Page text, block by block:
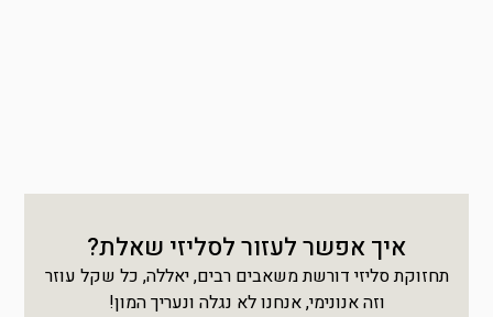
איך אפשר לעזור לסליזי שאלת?
תחזוקת סליזי דורשת משאבים רבים, יאללה, כל שקל עוזר
וזה אנונימי, אנחנו לא נגלה ונעריך המון!